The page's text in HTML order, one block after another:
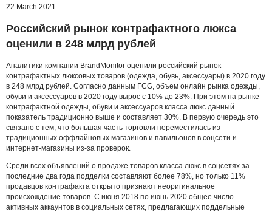
22 March 2021
Российский рынок контрафактного люкса
оценили в 248 млрд рублей
Аналитики компании BrandMonitor оценили российский рынок
контрафактных люксовых товаров (одежда, обувь, аксессуары) в 2020 году
в 248 млрд рублей. Согласно данным FCG, объем онлайн рынка одежды,
обуви и аксессуаров в 2020 году вырос с 10% до 23%. При этом на рынке
контрафактной одежды, обуви и аксессуаров класса люкс данный
показатель традиционно выше и составляет 30%. В первую очередь это
связано с тем, что большая часть торговли переместилась из
традиционных оффлайновых магазинов и павильонов в соцсети и
интернет-магазины из-за проверок.
Среди всех объявлений о продаже товаров класса люкс в соцсетях за
последние два года подделки составляют более 78%, но только 11%
продавцов контрафакта открыто признают неоригинальное
происхождение товаров. С июня 2018 по июнь 2020 общее число
активных аккаунтов в социальных сетях, предлагающих поддельные